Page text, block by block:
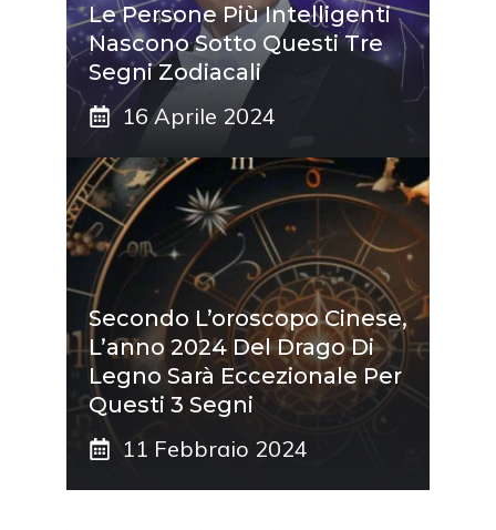
Le Persone Più Intelligenti
Nascono Sotto Questi Tre
Segni Zodiacali
16 Aprile 2024
Secondo L’oroscopo Cinese,
L’anno 2024 Del Drago Di
Legno Sarà Eccezionale Per
Questi 3 Segni
11 Febbraio 2024